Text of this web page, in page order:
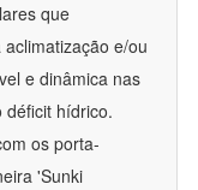
que
e/ou
e dinâmica nas
déficit hídrico.
os porta-
'Sunki